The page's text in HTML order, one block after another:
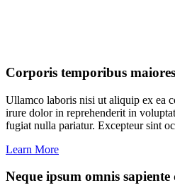
Corporis temporibus
Ullamco laboris nisi ut aliquip ex ea
irure dolor in reprehenderit in
fugiat nulla pariatur. Excepteur sint
Learn More
Neque ipsum omnis